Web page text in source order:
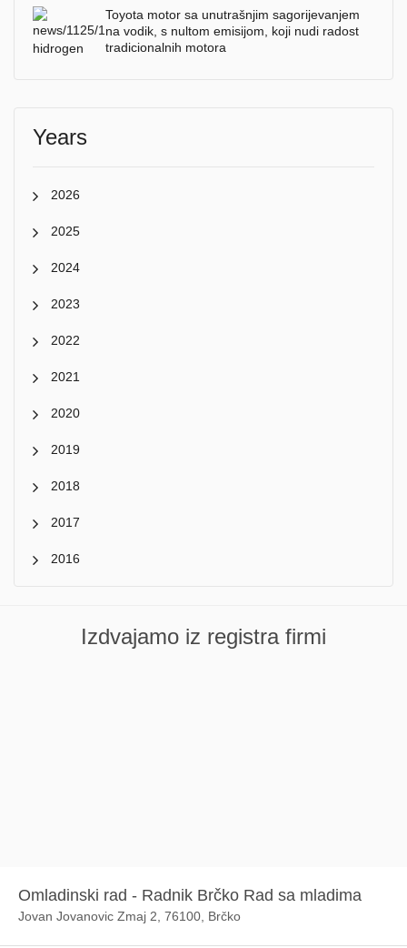
Toyota motor sa unutrašnjim sagorijevanjem
na vodik, s nultom emisijom, koji nudi radost
tradicionalnih motora
Years
2026
2025
2024
2023
2022
2021
2020
2019
2018
2017
2016
Izdvajamo iz registra firmi
Omladinski rad - Radnik Brčko Rad sa mladima
Jovan Jovanovic Zmaj 2, 76100, Brčko